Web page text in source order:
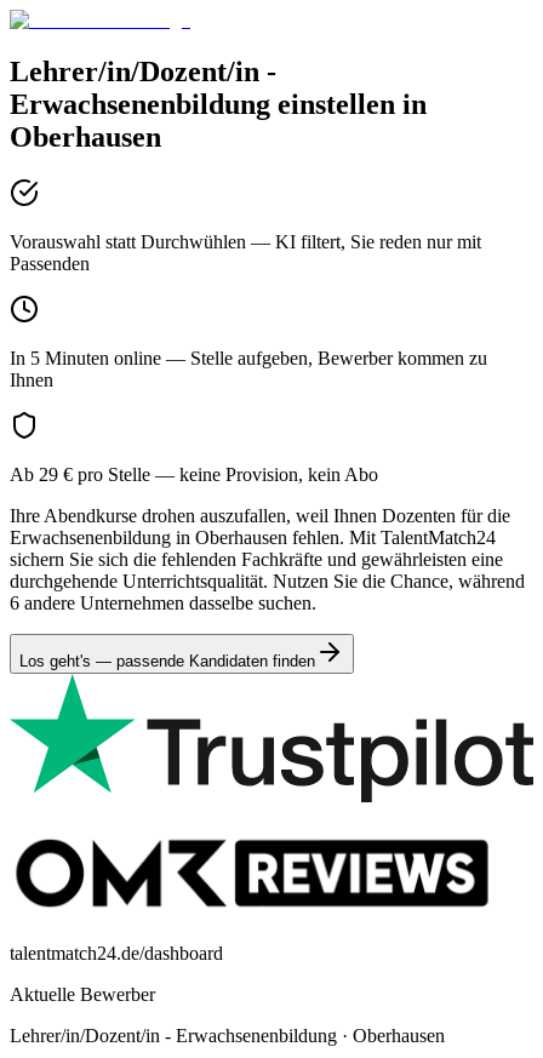
Lehrer/in/Dozent/in -
Erwachsenenbildung einstellen in
Oberhausen
Vorauswahl statt Durchwühlen — KI filtert, Sie reden nur mit
Passenden
In 5 Minuten online — Stelle aufgeben, Bewerber kommen zu
Ihnen
Ab 29 € pro Stelle — keine Provision, kein Abo
Ihre Abendkurse drohen auszufallen, weil Ihnen Dozenten für die
Erwachsenenbildung in Oberhausen fehlen. Mit TalentMatch24
sichern Sie sich die fehlenden Fachkräfte und gewährleisten eine
durchgehende Unterrichtsqualität. Nutzen Sie die Chance, während
6 andere Unternehmen dasselbe suchen.
Los geht's — passende Kandidaten finden
talentmatch24.de/dashboard
Aktuelle Bewerber
Lehrer/in/Dozent/in - Erwachsenenbildung · Oberhausen